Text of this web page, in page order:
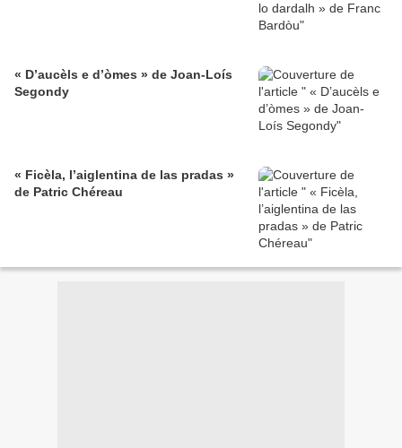
« D’aucèls e d’òmes » de Joan-Loís
Segondy
« Ficèla, l’aiglentina de las pradas »
de Patric Chéreau